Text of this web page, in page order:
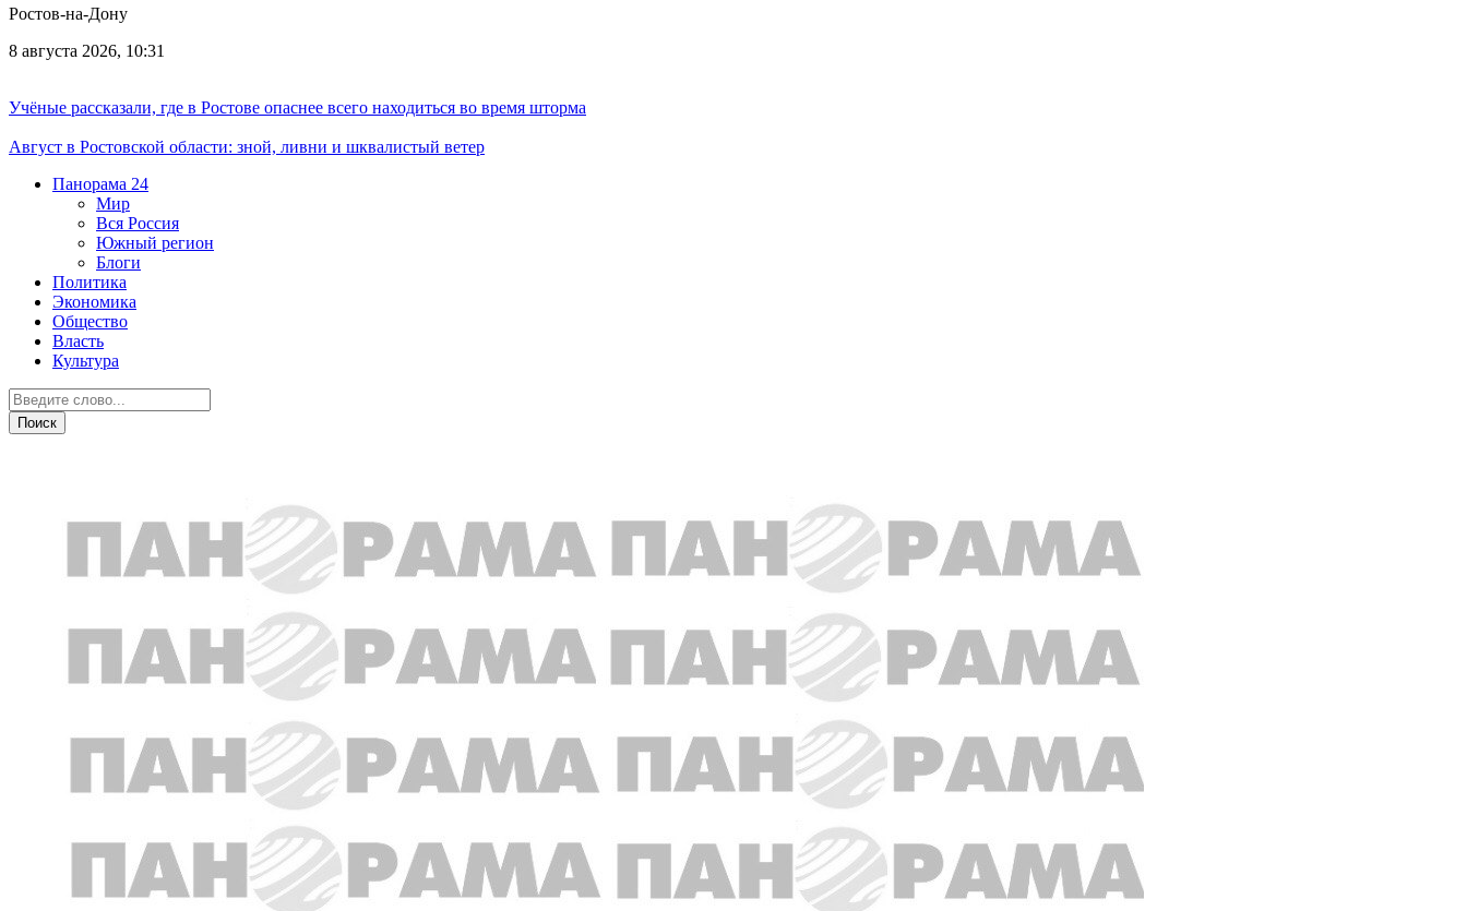
Ростов-на-Дону
8 августа 2026, 10:31
Учёные рассказали, где в Ростове опаснее всего находиться во время шторма
Август в Ростовской области: зной, ливни и шквалистый ветер
Панорама 24
Мир
Вся Россия
Южный регион
Блоги
Политика
Экономика
Общество
Власть
Культура